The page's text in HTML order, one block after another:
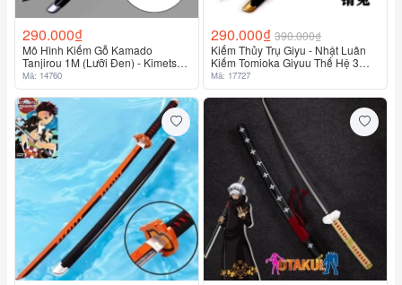
290.000₫
Mô Hình Kiếm Gỗ Kamado
Tanjirou 1M (Lưỡi Đen) - Kimetsu
No Yaiba - Kiếm Gỗ Đen
Mã: 14760
290.000₫ 390.000₫
Kiếm Thủy Trụ Giyu - Nhật Luân
Kiếm Tomioka Giyuu Thế Hệ 3
Bằng Gỗ 1M - Kimetsu No Yaiba
Mã: 17727